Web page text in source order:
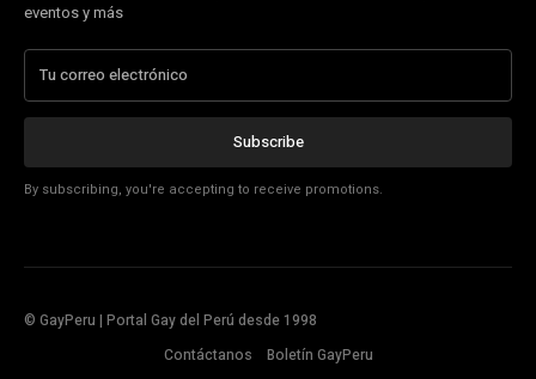
eventos y más
Subscribe
By subscribing, you're accepting to receive promotions.
© GayPeru | Portal Gay del Perú desde 1998
Contáctanos
Boletín GayPeru